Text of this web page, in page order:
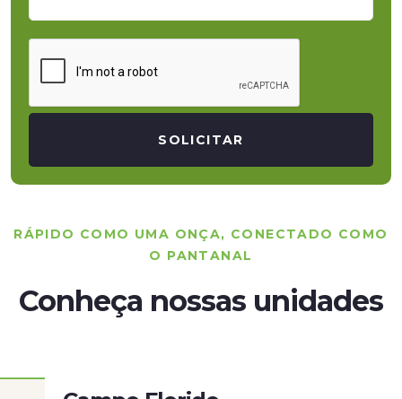
SOLICITAR
RÁPIDO COMO UMA ONÇA, CONECTADO COMO
O PANTANAL
Conheça nossas unidades